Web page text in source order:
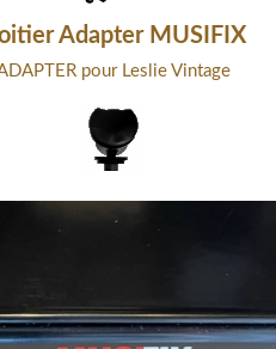
Adapter MUSIFIX
pour Leslie Vintage